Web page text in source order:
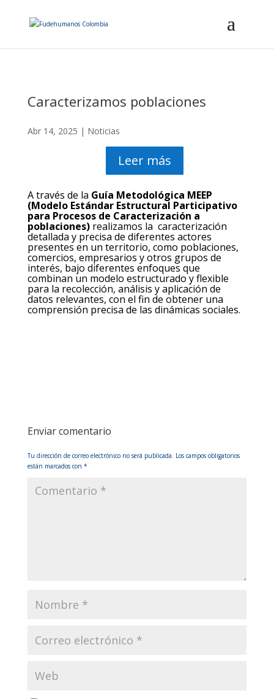
Caracterizamos poblaciones
Abr 14, 2025 | Noticias
Leer más
A través de la Guía Metodológica MEEP
(Modelo Estándar Estructural Participativo
para Procesos de Caracterización a
poblaciones)realizamos la caracterización
detallada y precisa de diferentes actores
presentes en un territorio, como poblaciones,
comercios, empresarios y otros grupos de
interés, bajo diferentes enfoques que
combinan un modelo estructurado y flexible
para la recolección, análisis y aplicación de
datos relevantes, con el fin de obtener una
comprensión precisa de las dinámicas sociales.
Enviar comentario
Tu dirección de correo electrónico no será publicada. Los campos obligatorios
están marcados con *